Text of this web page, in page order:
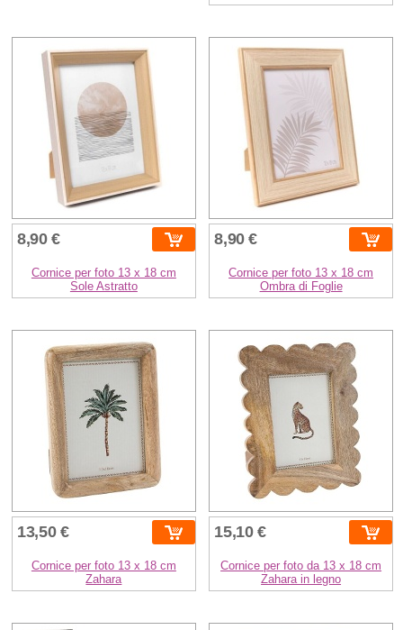
8,90 €
Cornice per foto 13 x 18 cm
Sole Astratto
8,90 €
Cornice per foto 13 x 18 cm
Ombra di Foglie
13,50 €
Cornice per foto 13 x 18 cm
Zahara
15,10 €
Cornice per foto da 13 x 18 cm
Zahara in legno